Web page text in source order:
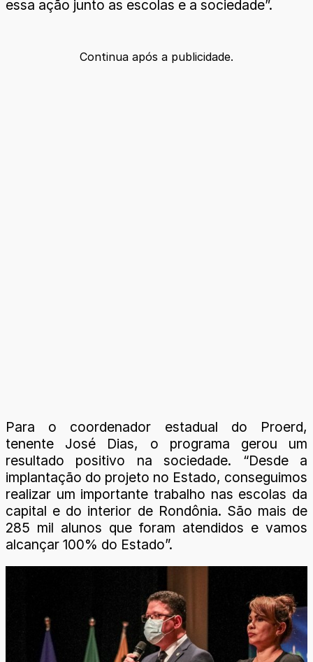
essa ação junto as escolas e a sociedade”.
Continua após a publicidade.
Para o coordenador estadual do Proerd,
tenente José Dias, o programa gerou um
resultado positivo na sociedade. “Desde a
implantação do projeto no Estado, conseguimos
realizar um importante trabalho nas escolas da
capital e do interior de Rondônia. São mais de
285 mil alunos que foram atendidos e vamos
alcançar 100% do Estado”.